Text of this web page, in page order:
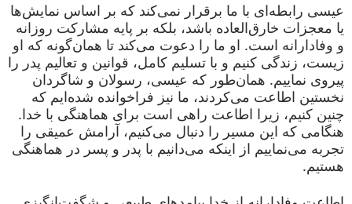
عیسی رابطه‌ای با ما برقرار نمی‌کند که بر اساس نمایش‌ها
یا معجزات خارق‌العاده باشد، بلکه بر پایه مشارکت روزانه
و وفادارانه است. او ما را دعوت می‌کند تا همان‌گونه که او
زیست، زندگی کنیم و با تسلیم کامل، قوانین و تعالیم پدر را
پیروی نماییم. همان‌طور که عیسی، رسولان و شاگردان
نخستین اطاعت می‌کردند، ما نیز فراخوانده شده‌ایم که
چنین کنیم، زیرا اطاعت راهی است برای هماهنگی با خدا.
هنگامی که این مسیر را دنبال می‌کنیم، آرامش عمیقی را
تجربه می‌نماییم از اینکه می‌دانیم با پدر و پسر در هماهنگی
هستیم.